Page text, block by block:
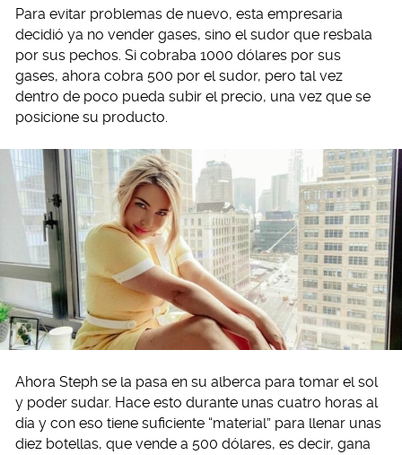
Para evitar problemas de nuevo, esta empresaria
decidió ya no vender gases, sino el sudor que resbala
por sus pechos. Si cobraba 1000 dólares por sus
gases, ahora cobra 500 por el sudor, pero tal vez
dentro de poco pueda subir el precio, una vez que se
posicione su producto.
Ahora Steph se la pasa en su alberca para tomar el sol
y poder sudar. Hace esto durante unas cuatro horas al
día y con eso tiene suficiente “material” para llenar unas
diez botellas, que vende a 500 dólares, es decir, gana